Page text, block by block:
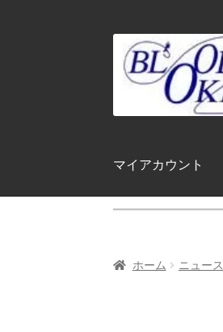
ビ
ン
プ
ン
ス
マイアカウント
ホーム ニュース